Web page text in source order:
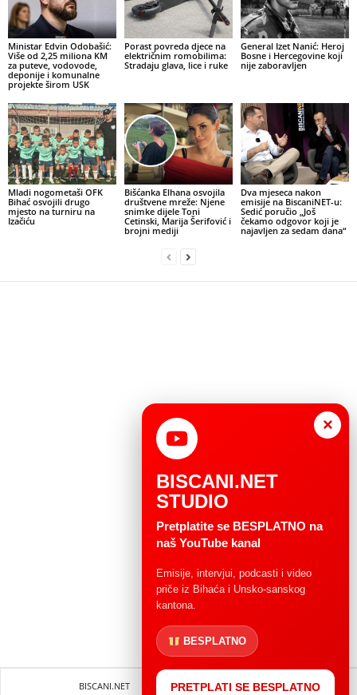
Ministar Edvin Odobašić:
Više od 2,25 miliona KM
za puteve, vodovode,
deponije i komunalne
projekte širom USK
Porast povreda djece na
električnim romobilima:
Stradaju glava, lice i ruke
General Izet Nanić: Heroj
Bosne i Hercegovine koji
nije zaboravljen
Mladi nogometaši OFK
Bihać osvojili drugo
mjesto na turniru na
Izačiću
Bišćanka Elhana osvojila
društvene mreže: Njene
snimke dijele Toni
Cetinski, Marija Šerifović i
brojni mediji
Dva mjeseca nakon
emisije na BiscaniNET-u:
Sedić poručio „Još
čekamo odgovor koji je
najavljen za sedam dana“
BISCANI.NET Impressum Uvjeti korištenja
×
BISCANI.NET
STUDIO
Pretplatite se BESPLATNO na
naš YouTube kanal
Emisije, intervjui, podcasti i video
priče iz Bihaća i Unsko-sanskog
kantona.
BESPLATNO
PRETPLATI SE BESPLATNO